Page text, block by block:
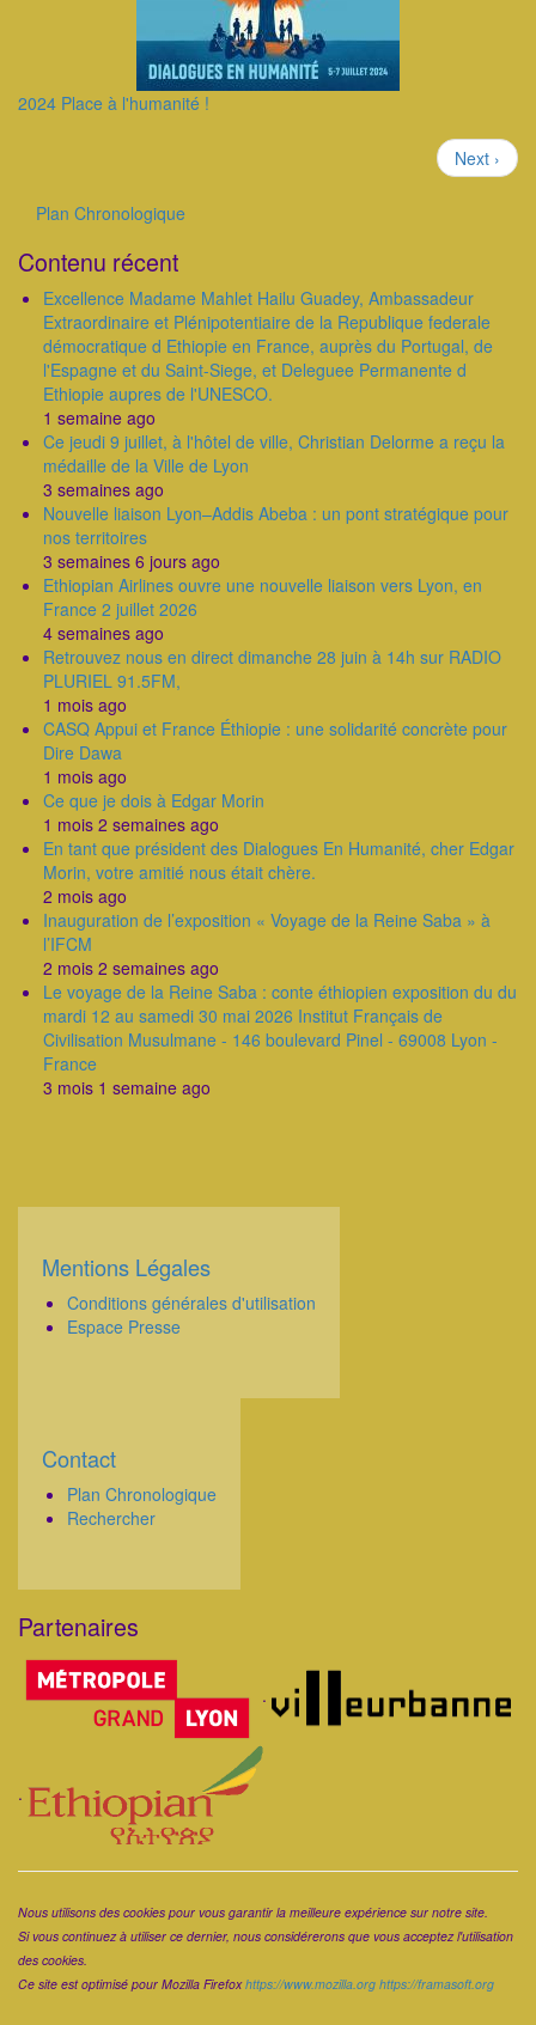
2024 Place à l'humanité !
Page
suivante
Next ›
Plan Chronologique
Contenu récent
Excellence Madame Mahlet Hailu Guadey, Ambassadeur
Extraordinaire et Plénipotentiaire de la Republique federale
démocratique d Ethiopie en France, auprès du Portugal, de
l'Espagne et du Saint-Siege, et Deleguee Permanente d
Ethiopie aupres de l'UNESCO.
1 semaine ago
Ce jeudi 9 juillet, à l'hôtel de ville, Christian Delorme a reçu la
médaille de la Ville de Lyon
3 semaines ago
Nouvelle liaison Lyon–Addis Abeba : un pont stratégique pour
nos territoires
3 semaines 6 jours ago
Ethiopian Airlines ouvre une nouvelle liaison vers Lyon, en
France 2 juillet 2026
4 semaines ago
Retrouvez nous en direct dimanche 28 juin à 14h sur RADIO
PLURIEL 91.5FM,
1 mois ago
CASQ Appui et France Éthiopie : une solidarité concrète pour
Dire Dawa
1 mois ago
Ce que je dois à Edgar Morin
1 mois 2 semaines ago
En tant que président des Dialogues En Humanité, cher Edgar
Morin, votre amitié nous était chère.
2 mois ago
Inauguration de l’exposition « Voyage de la Reine Saba » à
l’IFCM
2 mois 2 semaines ago
Le voyage de la Reine Saba : conte éthiopien exposition du du
mardi 12 au samedi 30 mai 2026 Institut Français de
Civilisation Musulmane - 146 boulevard Pinel - 69008 Lyon -
France
3 mois 1 semaine ago
Corps
Mentions Légales
Conditions générales d'utilisation
Espace Presse
Corps
Contact
Plan Chronologique
Rechercher
Partenaires
Corps
.
.
Nous utilisons des cookies pour vous garantir la meilleure expérience sur notre site.
Si vous continuez à utiliser ce dernier, nous considérerons que vous acceptez l'utilisation
des cookies.
Ce site est optimisé pour Mozilla Firefoxhttps://www.mozilla.org https://framasoft.org